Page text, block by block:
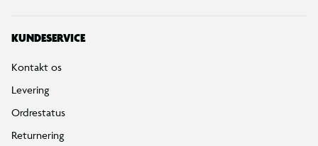
KUNDESERVICE
Kontakt os
Levering
Ordrestatus
Returnering